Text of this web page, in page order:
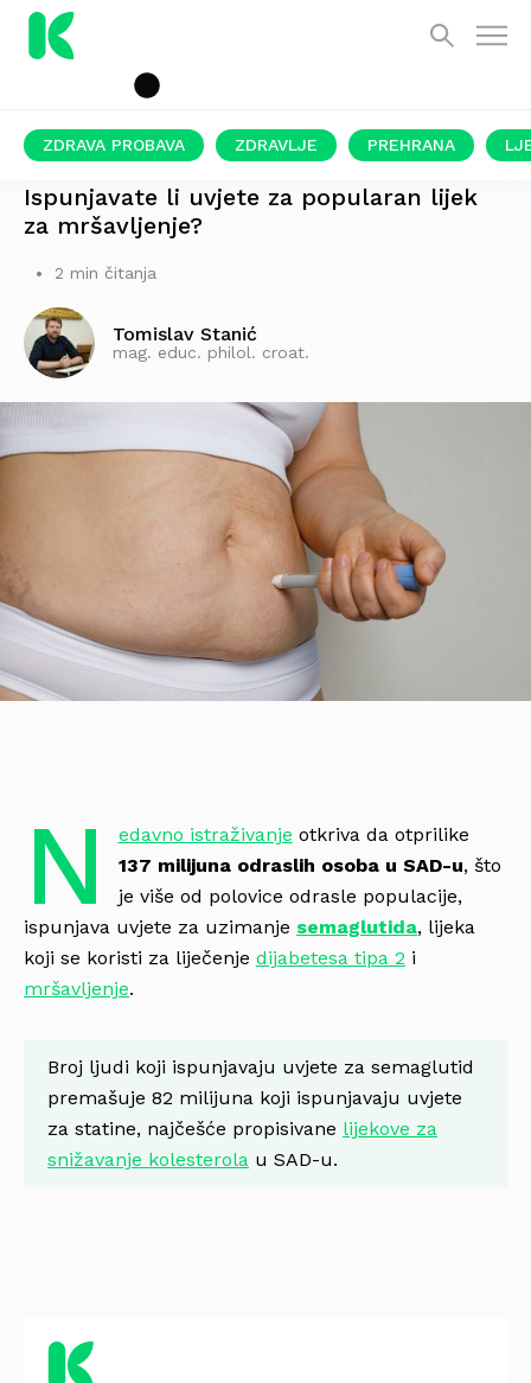
ZDRAVA PROBAVA ZDRAVLJE PREHRANA
Ispunjavate li uvjete za popularan lijek
za mršavljenje?
2 min čitanja
Tomislav Stanić
mag. educ. philol. croat.
N edavno istraživanje otkriva da otprilike
137 milijuna odraslih osoba u SAD-u, što
je više od polovice odrasle populacije,
ispunjava uvjete za uzimanje semaglutida, lijeka
koji se koristi za liječenje dijabetesa tipa 2 i
mršavljenje.
Broj ljudi koji ispunjavaju uvjete za semaglutid
premašuje 82 milijuna koji ispunjavaju uvjete
za statine, najčešće propisivane lijekove za
snižavanje kolesterola u SAD-u.